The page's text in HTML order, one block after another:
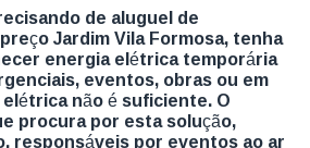
de aluguel de
Jardim Vila Formosa, tenha
energia elétrica temporária
eventos, obras ou em
não é suficiente. O
procura por esta solução,